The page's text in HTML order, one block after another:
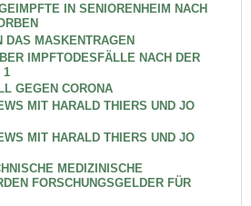
IN SENIORENHEIM NACH
DAS MASKENTRAGEN
IMPFTODESFÄLLE NACH DER
1
GEGEN CORONA
MIT HARALD THIERS UND JO
MIT HARALD THIERS UND JO
MEDIZINISCHE
FORSCHUNGSGELDER FÜR